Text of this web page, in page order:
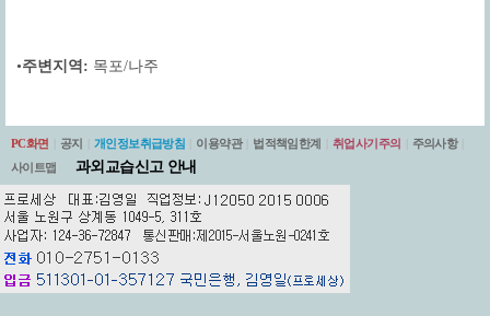
•주변지역: 목포/나주
PC화면 공지 개인정보취급방침 이용약관 법적책임한계 취업사기주의 주의사항
사이트맵
과외교습신고 안내